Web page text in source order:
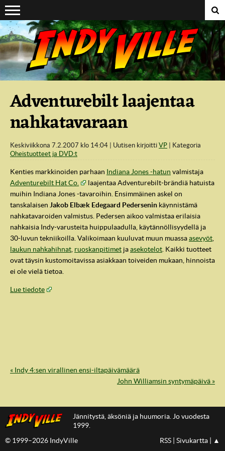
Suoraan sisältöön
IndyVille
Adventurebilt laajentaa
nahkatavaraan
Keskiviikkona 7.2.2007 klo 14:04 Uutisen kirjoitti VP
Kategoria
Oheistuotteet ja DVD:t
Kenties markkinoiden parhaan Indiana Jones -hatun valmistaja
Adventurebilt Hat Co.
laajentaa Adventurebilt-brändiä hatuista
muihin Indiana Jones -tavaroihin. Ensimmäinen askel on
tanskalaisen Jakob Elbæk Edegaard Pedersenin käynnistämä
nahkatavaroiden valmistus. Pedersen aikoo valmistaa erilaisia
nahkaisia Indy-varusteita huippulaadulla, käytännöllisyydellä ja
30-luvun tekniikoilla. Valikoimaan kuuluvat muun muassaasevyöt
laukun nahkahihnat ruoskanpitimet jaasekotelot . Kaikki tuotteet
ovat täysin kustomoitavissa asiakkaan toiveiden mukaan, hinnoista
ei ole vielä tietoa.
Lue tiedote
« Indy 4:sen virallinen ensi-iltapäivämäärä
John Williamsin syntymäpäivä »
Jännitystä, äksöniä ja huumoria. Jo vuodesta
1999.
© 1999–2026 IndyVille
RSS Sivukartta ▲